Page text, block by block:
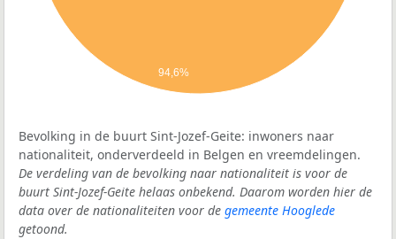
94,6%
Bevolking in de buurt Sint-Jozef-Geite: inwoners naar
nationaliteit, onderverdeeld in Belgen en vreemdelingen.
De verdeling van de bevolking naar nationaliteit is voor de
buurt Sint-Jozef-Geite helaas onbekend. Daarom worden hier de
data over de nationaliteiten voor de gemeente Hooglede
getoond.